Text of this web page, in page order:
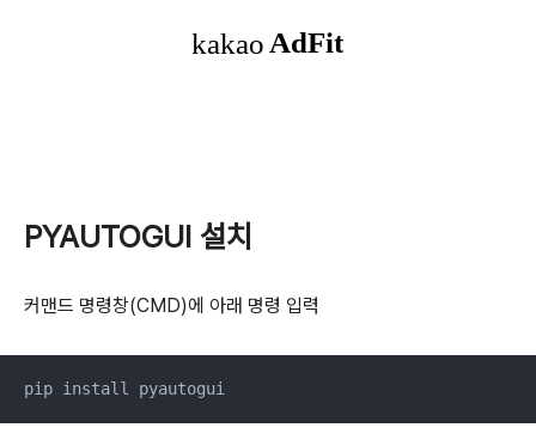
PYAUTOGUI 설치
커맨드 명령창(CMD)에 아래 명령 입력
pip install pyautogui